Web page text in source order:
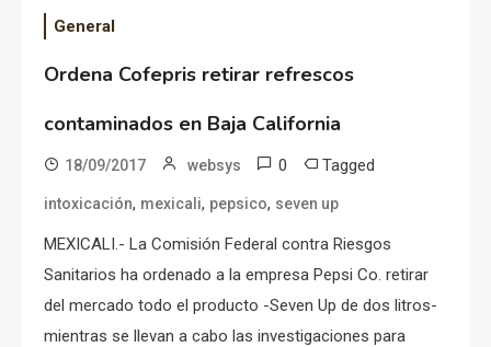
General
Ordena Cofepris retirar refrescos
contaminados en Baja California
18/09/2017 websys 0 Tagged
intoxicación, mexicali, pepsico, seven up
MEXICALI.- La Comisión Federal contra Riesgos
Sanitarios ha ordenado a la empresa Pepsi Co. retirar
del mercado todo el producto -Seven Up de dos litros-
mientras se llevan a cabo las investigaciones para